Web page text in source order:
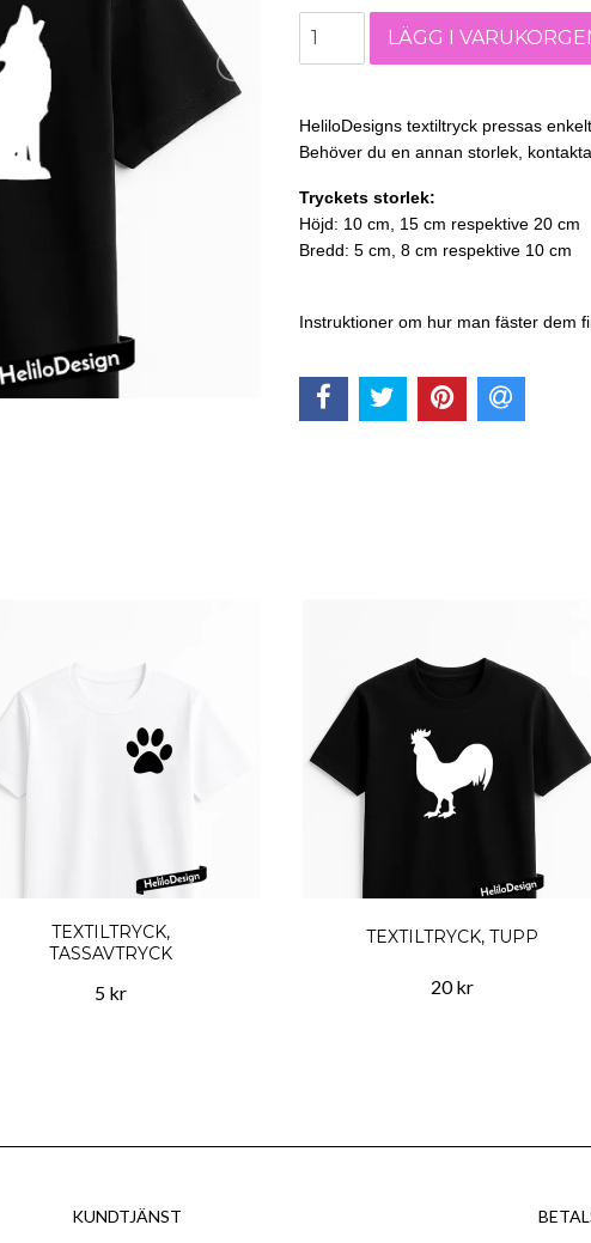
HeliloDesigns textiltryck pressas
Behöver du en annan storlek,
Tryckets storlek:
Höjd: 10 cm, 15 cm respektive 20 cm
Bredd: 5 cm, 8 cm respektive 10 cm
Instruktioner om hur man fäster dem
TEXTILTRYCK,
TASSAVTRYCK
5 kr
TEXTILTRYCK, TUPP
20 kr
KUNDTJÄNST